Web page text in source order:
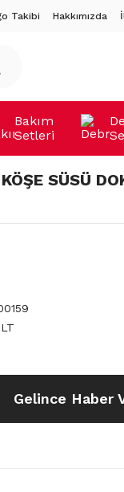
Takibi Hakkımızda
Bakım
Setleri
SÜSÜ
Gelince Haber